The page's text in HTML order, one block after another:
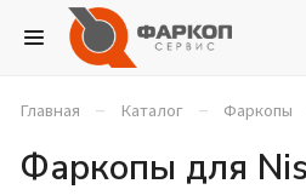
Главная – Каталог – Фаркопы
Фаркопы для